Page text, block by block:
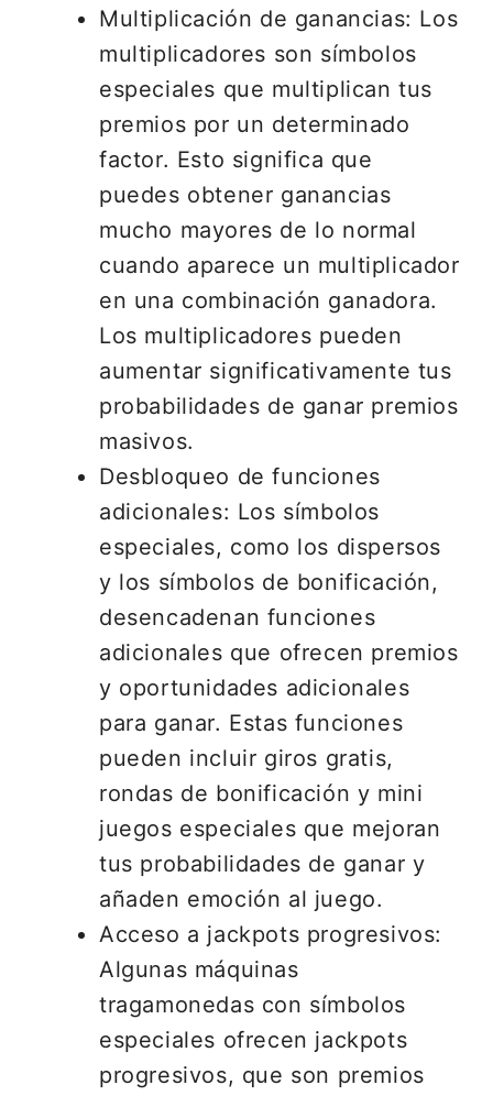
Multiplicación de ganancias: Los
multiplicadores son símbolos
especiales que multiplican tus
premios por un determinado
factor. Esto significa que
puedes obtener ganancias
mucho mayores de lo normal
cuando aparece un multiplicador
en una combinación ganadora.
Los multiplicadores pueden
aumentar significativamente tus
probabilidades de ganar premios
masivos.
Desbloqueo de funciones
adicionales: Los símbolos
especiales, como los dispersos
y los símbolos de bonificación,
desencadenan funciones
adicionales que ofrecen premios
y oportunidades adicionales
para ganar. Estas funciones
pueden incluir giros gratis,
rondas de bonificación y mini
juegos especiales que mejoran
tus probabilidades de ganar y
añaden emoción al juego.
Acceso a jackpots progresivos:
Algunas máquinas
tragamonedas con símbolos
especiales ofrecen jackpots
progresivos, que son premios